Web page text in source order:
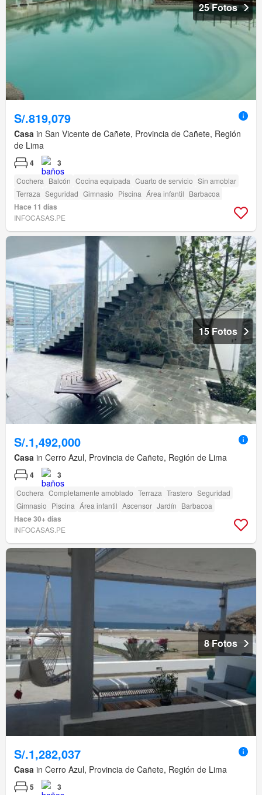
25 Fotos
S/.819,079
Casa in San Vicente de Cañete, Provincia de Cañete, Región
de Lima
4 3
Cochera Balcón Cocina equipada Cuarto de servicio Sin amoblar
Terraza Seguridad Gimnasio Piscina Área infantil Barbacoa
Hace 11 días
INFOCASAS.PE
15 Fotos
S/.1,492,000
Casa in Cerro Azul, Provincia de Cañete, Región de Lima
4 3
Cochera Completamente amoblado Terraza Trastero Seguridad
Gimnasio Piscina Área infantil Ascensor Jardín Barbacoa
Hace 30+ días
INFOCASAS.PE
8 Fotos
S/.1,282,037
Casa in Cerro Azul, Provincia de Cañete, Región de Lima
5 3